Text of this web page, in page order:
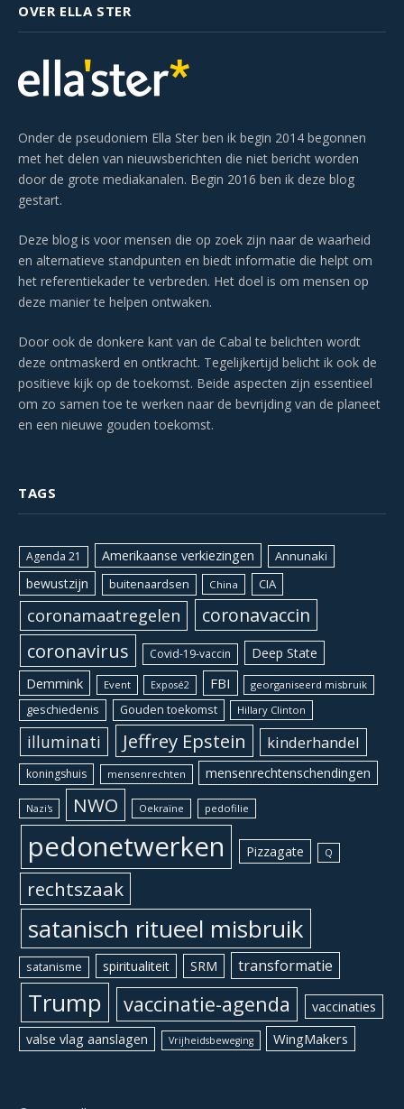
OVER ELLA STER
Onder de pseudoniem Ella Ster ben ik begin 2014 begonnen
met het delen van nieuwsberichten die niet bericht worden
door de grote mediakanalen. Begin 2016 ben ik deze blog
gestart.
Deze blog is voor mensen die op zoek zijn naar de waarheid
en alternatieve standpunten en biedt informatie die helpt om
het referentiekader te verbreden. Het doel is om mensen op
deze manier te helpen ontwaken.
Door ook de donkere kant van de Cabal te belichten wordt
deze ontmaskerd en ontkracht. Tegelijkertijd belicht ik ook de
positieve kijk op de toekomst. Beide aspecten zijn essentieel
om zo samen toe te werken naar de bevrijding van de planeet
en een nieuwe gouden toekomst.
TAGS
Agenda 21 Amerikaanse verkiezingen Annunaki
bewustzijn buitenaardsen China CIA
coronamaatregelen coronavaccin
coronavirus Covid-19-vaccin Deep State
Demmink Event Exposé2 FBI georganiseerd misbruik
geschiedenis Gouden toekomst Hillary Clinton
illuminati Jeffrey Epstein kinderhandel
koningshuis mensenrechten mensenrechtenschendingen
Nazi's NWO Oekraïne pedofilie
pedonetwerken Pizzagate Q
rechtszaak
satanisch ritueel misbruik
satanisme spiritualiteit SRM transformatie
Trump vaccinatie-agenda
vaccinaties
valse vlag aanslagen
Vrijheidsbeweging WingMakers